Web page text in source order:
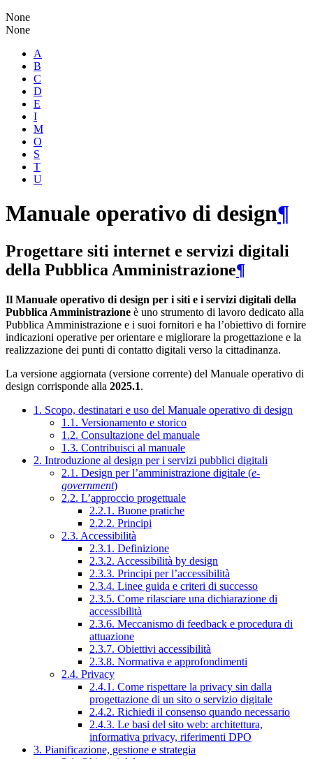
None
None
A
B
C
D
E
I
M
O
S
T
U
Manuale operativo di design¶
Progettare siti internet e servizi digitali
della Pubblica Amministrazione¶
Il Manuale operativo di design per i siti e i servizi digitali della
Pubblica Amministrazione è uno strumento di lavoro dedicato alla
Pubblica Amministrazione e i suoi fornitori e ha l’obiettivo di fornire
indicazioni operative per orientare e migliorare la progettazione e la
realizzazione dei punti di contatto digitali verso la cittadinanza.
La versione aggiornata (versione corrente) del Manuale operativo di
design corrisponde alla 2025.1.
1. Scopo, destinatari e uso del Manuale operativo di design
1.1. Versionamento e storico
1.2. Consultazione del manuale
1.3. Contribuisci al manuale
2. Introduzione al design per i servizi pubblici digitali
2.1. Design per l’amministrazione digitale (e-
government)
2.2. L’approccio progettuale
2.2.1. Buone pratiche
2.2.2. Principi
2.3. Accessibilità
2.3.1. Definizione
2.3.2. Accessibilità by design
2.3.3. Principi per l’accessibilità
2.3.4. Linee guida e criteri di successo
2.3.5. Come rilasciare una dichiarazione di
accessibilità
2.3.6. Meccanismo di feedback e procedura di
attuazione
2.3.7. Obiettivi accessibilità
2.3.8. Normativa e approfondimenti
2.4. Privacy
2.4.1. Come rispettare la privacy sin dalla
progettazione di un sito o servizio digitale
2.4.2. Richiedi il consenso quando necessario
2.4.3. Le basi del sito web: architettura,
informativa privacy, riferimenti DPO
3. Pianificazione, gestione e strategia